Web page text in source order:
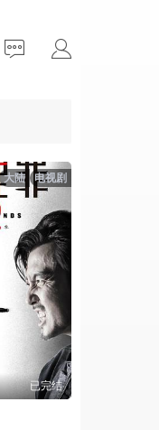
电视剧
大陆
已完结